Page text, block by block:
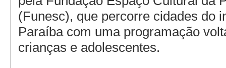
(Funesc), que percorre cidades do
Paraíba com uma programação
crianças e adolescentes.